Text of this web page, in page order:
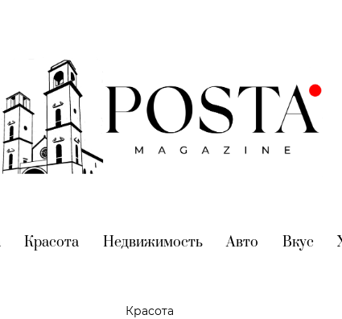
(current)
Красота (current)
Недвижимость(current)
Авто (current)
Вкус
Красота